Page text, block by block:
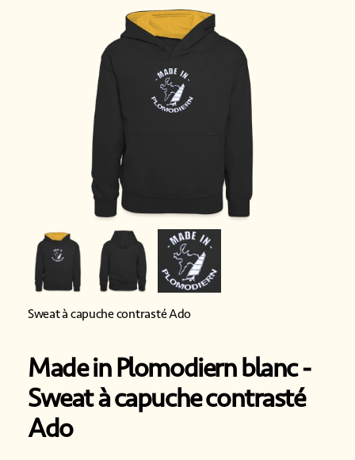
Sweat à capuche contrasté Ado
Made in Plomodiern blanc
Sweat à capuche contrasté
Ado